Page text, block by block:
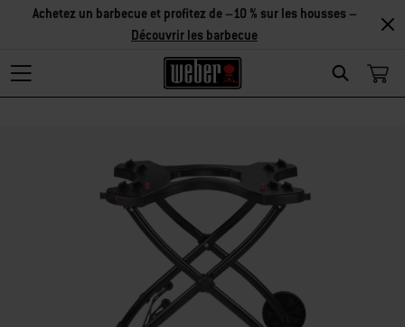
Search
Achetez un barbecue et profitez de –10 % sur les housses –
Découvrir les barbecue